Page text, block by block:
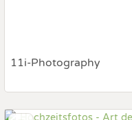
11i-Photography